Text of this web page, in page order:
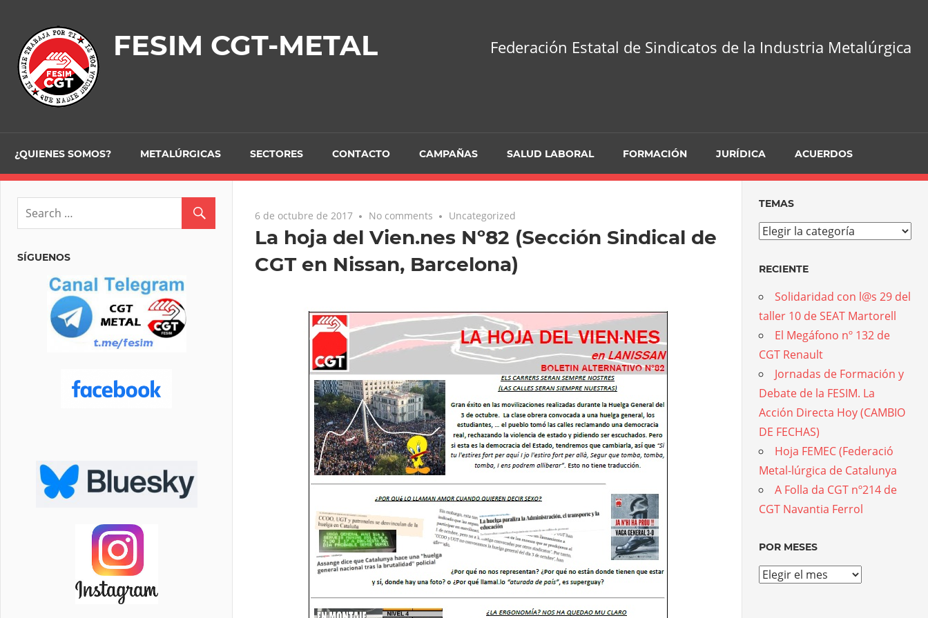
content
FESIM CGT-METAL Federación Estatal de Sindicatos de la Industria Metalúrgica
¿QUIENES SOMOS? METALÚRGICAS SECTORES CONTACTO CAMPAÑAS SALUD LABORAL FORMACIÓN JURÍDICA ACUERDOS
6 de octubre de 2017 No comments Uncategorized
La hoja del Vien.nes Nº82 (Sección Sindical de
CGT en Nissan, Barcelona)
SÍGUENOS
TEMAS
Temas
RECIENTE
Solidaridad con l@s 29 del
taller 10 de SEAT Martorell
El Megáfono nº 132 de
CGT Renault
Jornadas de Formación y
Debate de la FESIM. La
Acción Directa Hoy (CAMBIO
DE FECHAS)
Hoja FEMEC (Federació
Metal-lúrgica de Catalunya
A Folla da CGT nº214 de
CGT Navantia Ferrol
POR MESES
Por